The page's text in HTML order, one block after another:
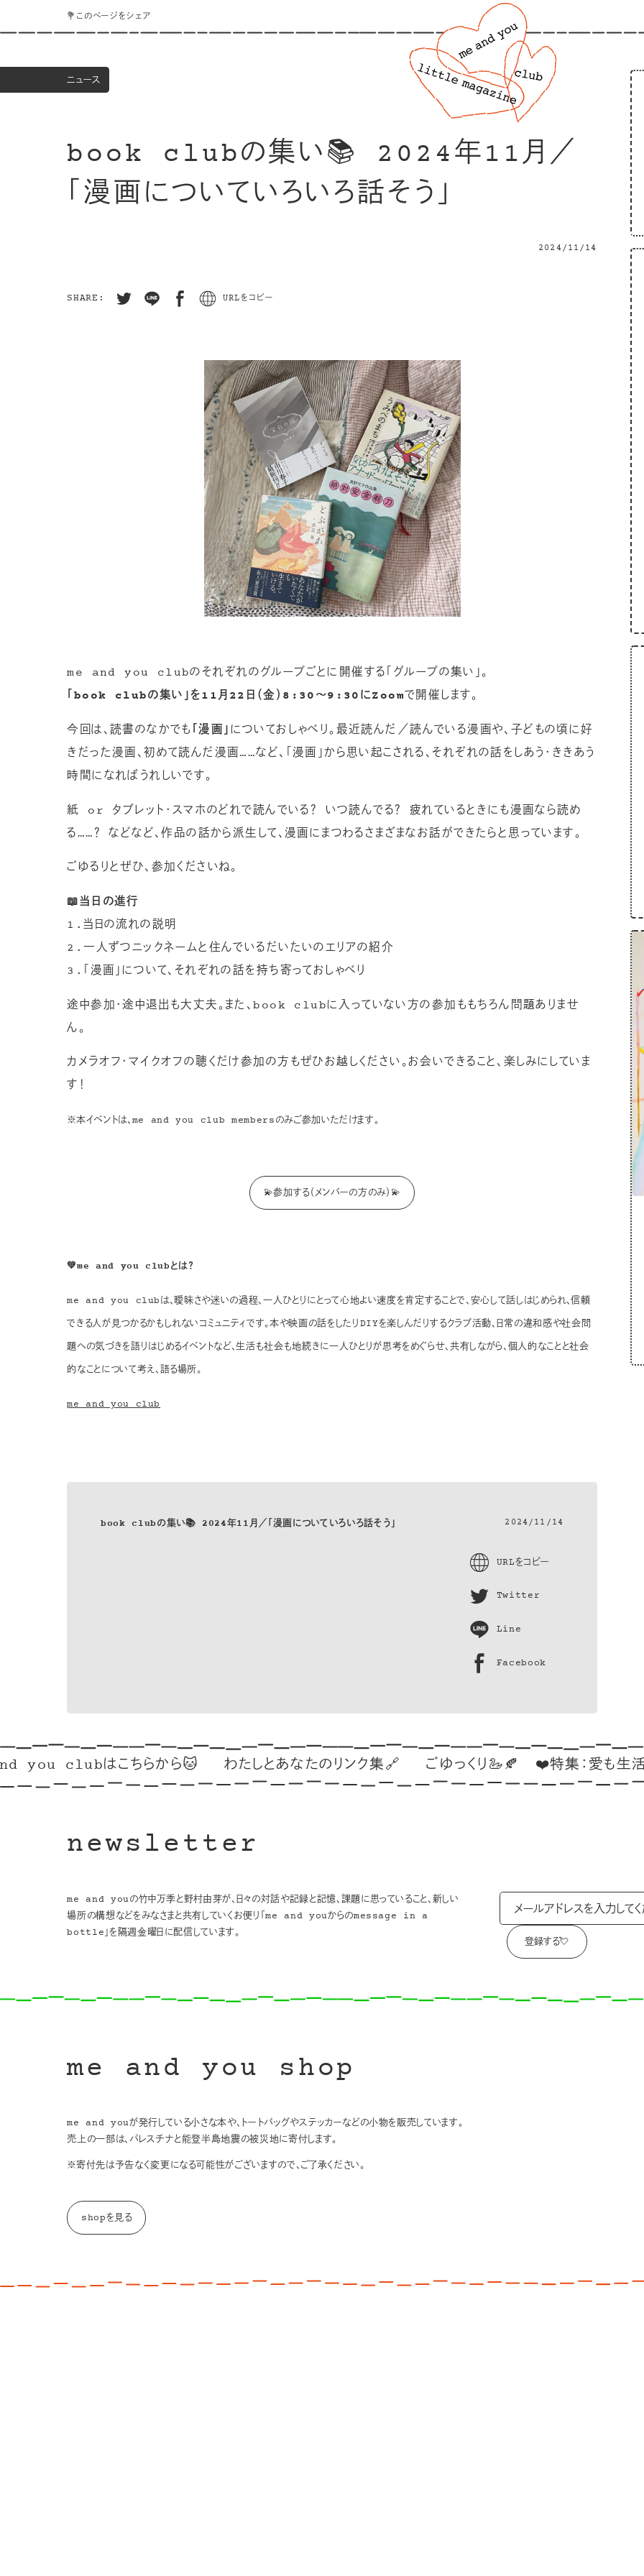
💐このページをシェア
ニュース
book clubの集い📚 2024年11月／
「漫画についていろいろ話そう」
2024/11/14
SHARE: URLをコピー
me and you clubのそれぞれのグループごとに開催する「グループの集い」。
「book clubの集い」を11月22日（金）8:30〜9:30にZoomで開催します。
今回は、読書のなかでも 「漫画」 についておしゃべり。最近読んだ／読んでいる漫画や、子どもの頃に好
きだった漫画、初めて読んだ漫画……など、「漫画」から思い起こされる、それぞれの話をしあう・ききあう
時間になればうれしいです。
紙 or タブレット・スマホのどれで読んでいる？ いつ読んでる？ 疲れているときにも漫画なら読め
る……？ などなど、作品の話から派生して、漫画にまつわるさまざまなお話ができたらと思っています。
ごゆるりとぜひ、参加くださいね。
📖当日の進行
1.当日の流れの説明
2.一人ずつニックネームと住んでいるだいたいのエリアの紹介
3.「漫画」について、それぞれの話を持ち寄っておしゃべり
途中参加・途中退出も大丈夫。また、book clubに入っていない方の参加ももちろん問題ありませ
ん。
カメラオフ・マイクオフの聴くだけ参加の方もぜひお越しください。お会いできること、楽しみにしていま
す！
※本イベントは、me and you club membersのみご参加いただけます。
💫参加する（メンバーの方のみ）💫
💚me and you clubとは？
me and you clubは、曖昧さや迷いの過程、一人ひとりにとって心地よい速度を肯定することで、安心して話しはじめられ、信頼
できる人が見つかるかもしれないコミュニティです。本や映画の話をしたりDIYを楽しんだりするクラブ活動、日常の違和感や社会問
題への気づきを語りはじめるイベントなど、生活も社会も地続きに一人ひとりが思考をめぐらせ、共有しながら、個人的なことと社会
的なことについて考え、語る場所。
me and you club
book clubの集い📚 2024年11月／「漫画についていろいろ話そう」 2024/11/14
URLをコピー
Twitter
Line
Facebook
はこちらから🐱 わたしとあなたのリンク集🔗 ごゆっくり🦢🍂 ❤️特集：愛も生活も、た
newsletter
me and youの竹中万季と野村由芽が、日々の対話や記録と記憶、課題に思っていること、新しい
場所の構想などをみなさまと共有していくお便り「me and youからのmessage in a
bottle」を隔週金曜日に配信しています。
me and you shop
me and youが発行している小さな本や、トートバッグやステッカーなどの小物を販売しています。
売上の一部は、パレスチナと能登半島地震の被災地に寄付します。
※寄付先は予告なく変更になる可能性がございますので、ご了承ください。
shopを見る